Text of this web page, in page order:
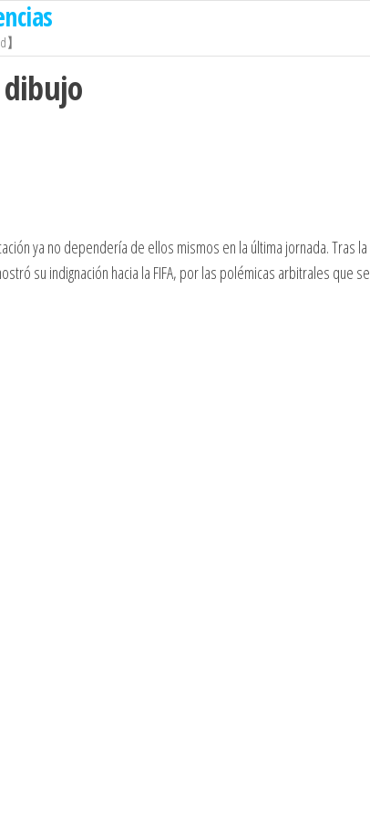
ya no dependería de ellos mismos en la última jornada. Tras la
su indignación hacia la FIFA, por las polémicas arbitrales que se